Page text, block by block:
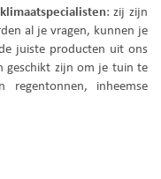
klimaatspecialisten: zij zijn
al je vragen, kunnen je
juiste producten uit ons
zijn om je tuin te
regentonnen, inheemse